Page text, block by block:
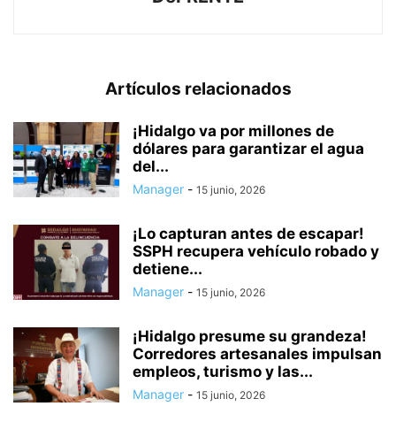
Artículos relacionados
¡Hidalgo va por millones de
dólares para garantizar el agua
del...
Manager - 15 junio, 2026
¡Lo capturan antes de escapar!
SSPH recupera vehículo robado y
detiene...
Manager - 15 junio, 2026
¡Hidalgo presume su grandeza!
Corredores artesanales impulsan
empleos, turismo y las...
Manager - 15 junio, 2026